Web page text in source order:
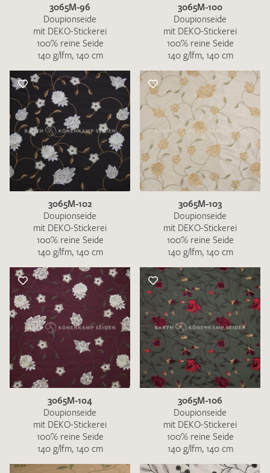
3065M-96
Doupionseide
mit DEKO-Stickerei
100% reine Seide
140 g/lfm, 140 cm
3065M-100
Doupionseide
mit DEKO-Stickerei
100% reine Seide
140 g/lfm, 140 cm
3065M-102
Doupionseide
mit DEKO-Stickerei
100% reine Seide
140 g/lfm, 140 cm
3065M-103
Doupionseide
mit DEKO-Stickerei
100% reine Seide
140 g/lfm, 140 cm
3065M-104
Doupionseide
mit DEKO-Stickerei
100% reine Seide
140 g/lfm, 140 cm
3065M-106
Doupionseide
mit DEKO-Stickerei
100% reine Seide
140 g/lfm, 140 cm